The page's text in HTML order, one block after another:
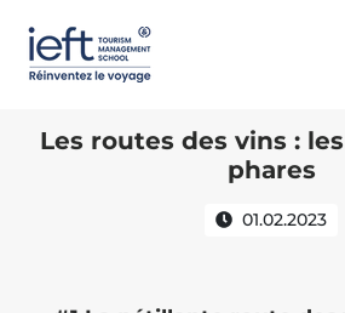
Les routes des vins :
phares
01.02.2023